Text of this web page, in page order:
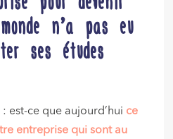
n’a pas eu
ses études
est-ce que aujourd’hui ce
entreprise qui sont au